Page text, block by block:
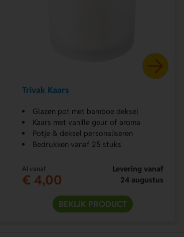
Trivak Kaars
Glazen pot met bamboe deksel
Kaars met vanille geur of aroma
Potje & deksel personaliseren
Bedrukken vanaf 25 stuks
Al vanaf
€ 4,00
Levering vanaf
24 augustus
BEKIJK PRODUCT